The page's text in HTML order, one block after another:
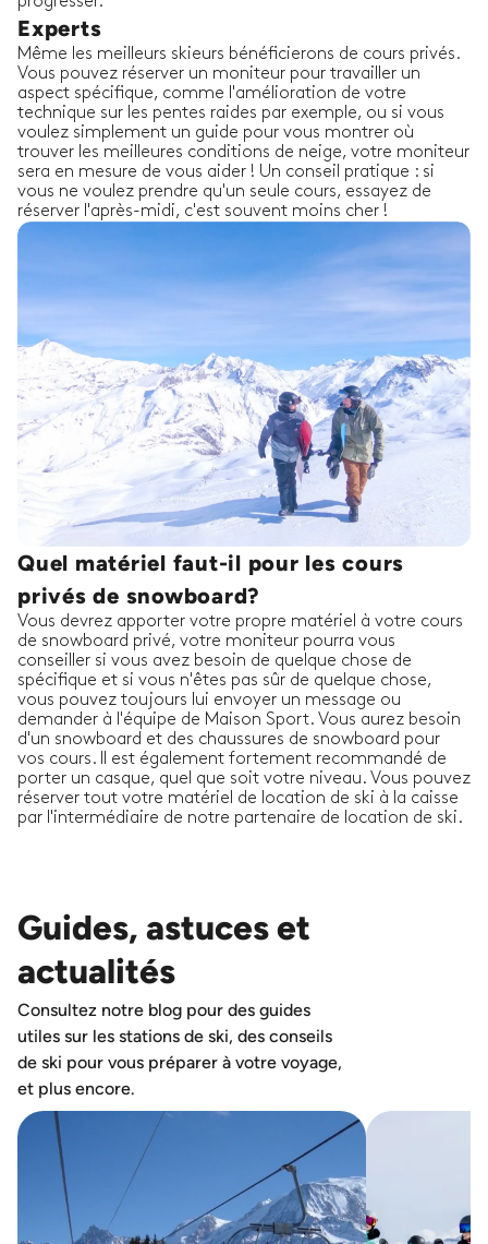
Experts
Même les meilleurs skieurs bénéficierons de cours privés.
Vous pouvez réserver un moniteur pour travailler un
aspect spécifique, comme l'amélioration de votre
technique sur les pentes raides par exemple, ou si vous
voulez simplement un guide pour vous montrer où
trouver les meilleures conditions de neige, votre moniteur
sera en mesure de vous aider ! Un conseil pratique : si
vous ne voulez prendre qu'un seule cours, essayez de
réserver l'après-midi, c'est souvent moins cher !
Quel matériel faut-il pour les cours
privés de snowboard?
Vous devrez apporter votre propre matériel à votre cours
de snowboard privé, votre moniteur pourra vous
conseiller si vous avez besoin de quelque chose de
spécifique et si vous n'êtes pas sûr de quelque chose,
vous pouvez toujours lui envoyer un message ou
demander à l'équipe de Maison Sport. Vous aurez besoin
d'un snowboard et des chaussures de snowboard pour
vos cours. Il est également fortement recommandé de
porter un casque, quel que soit votre niveau. Vous pouvez
réserver tout votre matériel de location de ski à la caisse
par l'intermédiaire de notre partenaire de location de ski.
Guides, astuces et
actualités
Consultez notre blog pour des guides
utiles sur les stations de ski, des conseils
de ski pour vous préparer à votre voyage,
et plus encore.